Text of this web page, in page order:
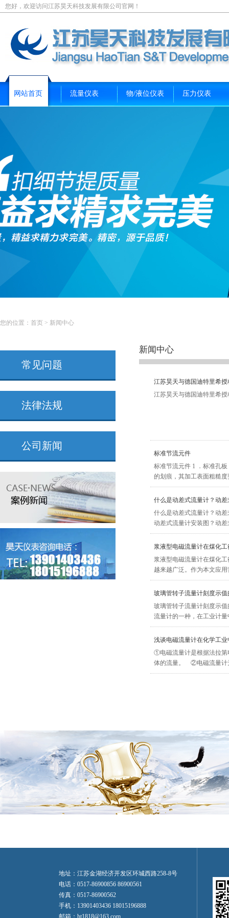
您好，欢迎访问江苏昊天科技发展有限公司官网！
网站首页 流量仪表 物/液位仪表 压力仪表
您的位置： 首页 > 新闻中心
常见问题
法律法规
公司新闻
新闻中心
江苏昊天与德国迪特里希
江苏昊天与德国迪特里希授
标准节流元件
标准节流元件 1 ．标准孔
的划痕，其加工表面粗糙度
什么是动差式流量计？动
什么是动差式流量计？动
动差式流量计安装图？动
浆液型电磁流量计在煤化
浆液型电磁流量计在煤化
越来越广泛。作为本文应
玻璃管转子流量计刻度示值
玻璃管转子流量计刻度示
流量计的一种，在工业计
浅谈电磁流量计在化学工业
①电磁流量计是根据法拉第
体的流量。 ②电磁流量计
地址：江苏金湖经济开发区环城西路258-8号
电话：0517-86900856 86900561
传真：0517-86900562
手机：13901403436 18015196888
邮箱：ht1818@163.com